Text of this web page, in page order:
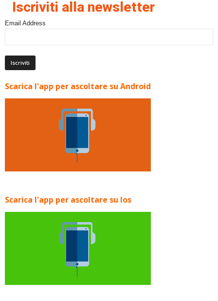
Iscriviti alla newsletter
Email Address
Scarica l'app per ascoltare su Android
Scarica l'app per ascoltare su Ios